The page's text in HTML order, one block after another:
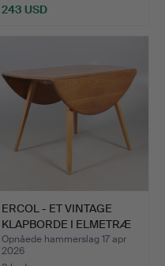
243 USD
ERCOL - ET VINTAGE
KLAPBORDE I ELMETRÆ
OG …
Opnåede hammerslag 17 apr
2026